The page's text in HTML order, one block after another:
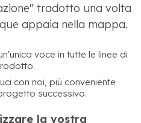
tradotto una volta
appaia nella mappa.
voce in tutte le linee di
con noi, più conveniente
successivo.
la vostra